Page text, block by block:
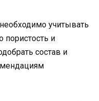
учитывать
пористость и
состав и